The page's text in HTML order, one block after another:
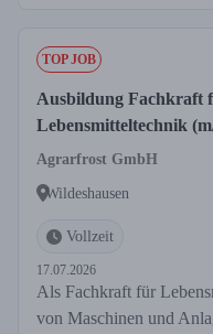
TOP JOB
Ausbildung Fachkraft
Lebensmitteltechnik
Agrarfrost GmbH
Wildeshausen
Vollzeit
17.07.2026
Als Fachkraft für
von Maschinen und